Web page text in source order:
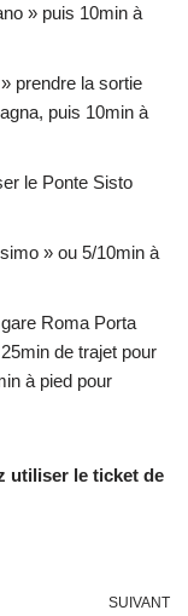
» puis 10min à
prendre la sortie
puis 10min à
le Ponte Sisto
» ou 5/10min à
Roma Porta
de trajet pour
à pied pour
utiliser le ticket de
SUIVANT